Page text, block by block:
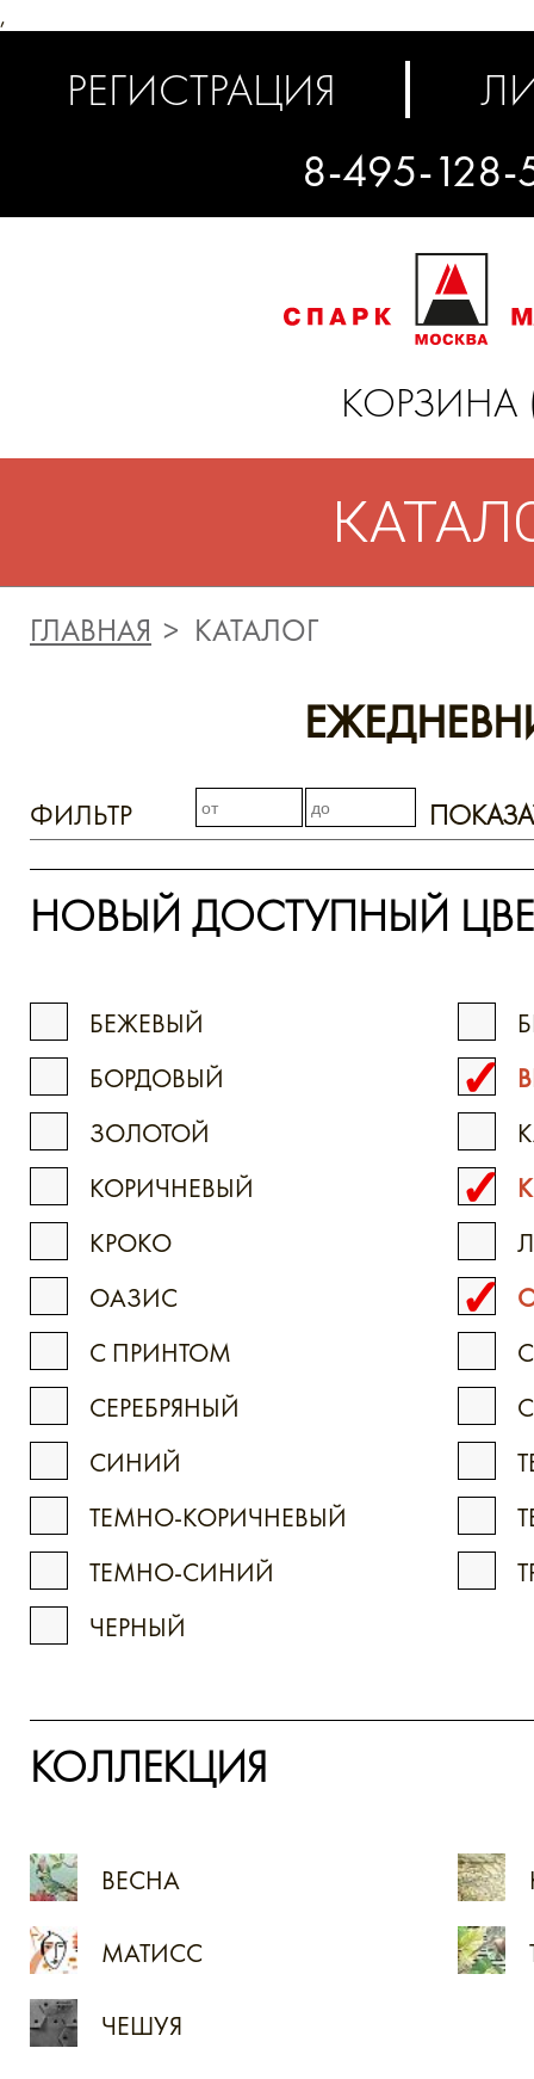
,
РЕГИСТРАЦИЯ
8-495-128-
КОРЗИНА
ГЛАВНАЯ КАТАЛОГ
ФИЛЬТР
НОВЫЙ ДОСТУПНЫЙ
БЕЖЕВЫЙ
БОРДОВЫЙ
ЗОЛОТОЙ
КОРИЧНЕВЫЙ
КРОКО
ОАЗИС
С ПРИНТОМ
СЕРЕБРЯНЫЙ
СИНИЙ
ТЕМНО-КОРИЧНЕВЫЙ
ТЕМНО-СИНИЙ
ЧЕРНЫЙ
КОЛЛЕКЦИЯ
ВЕСНА
МАТИСС
ЧЕШУЯ